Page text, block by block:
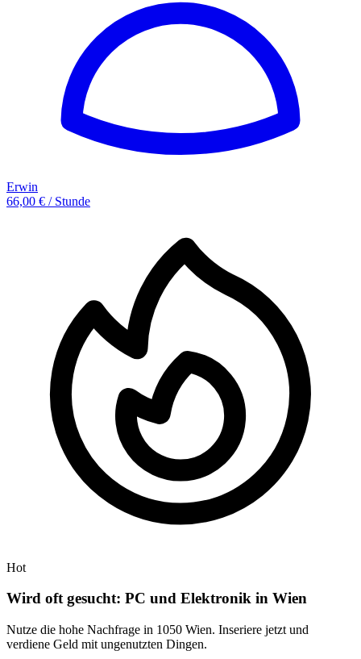
Erwin
66,00 € / Stunde
Hot
Wird oft gesucht: PC und Elektronik in Wien
Nutze die hohe Nachfrage in 1050 Wien. Inseriere jetzt und
verdiene Geld mit ungenutzten Dingen.